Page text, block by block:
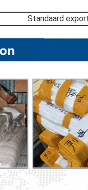
Standaard